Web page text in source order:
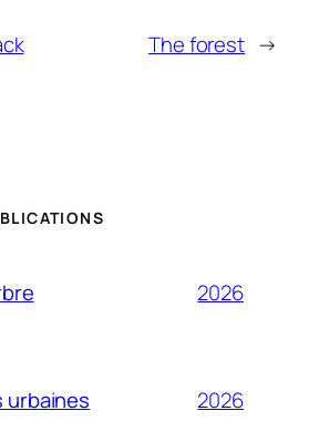
The forest →
2026
urbaines 2026